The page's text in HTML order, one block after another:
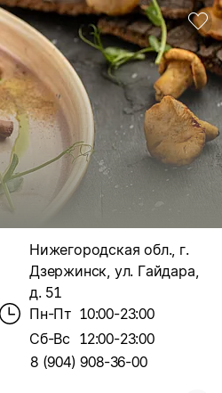
Нижегородская обл., г.
Дзержинск, ул. Гайдара,
д. 51
Пн-Пт 10:00-23:00
Сб-Вс 12:00-23:00
8 (904) 908-36-00